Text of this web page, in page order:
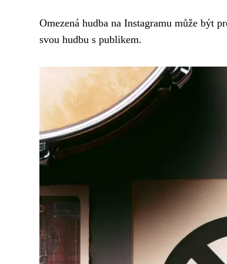
Omezená hudba na Instagramu může být
svou hudbu s publikem.